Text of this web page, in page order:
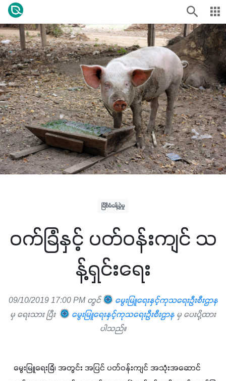
ခြံစီမံခန့်ခွဲမှု
ဝက်ခြံနှင့် ပတ်ဝန်းကျင် သ
န့်ရှင်းရေး
09/10/2019 17:00 PM တွင်
မွေးမြူရေးနှင့်ကုသရေးဦးစီးဌာန
မှ ရေးသား ပြီး
မွေးမြူရေးနှင့်ကုသရေးဦးစီးဌာန မှ ပေးပို့ထား
ပါသည်။
မွေးမြူရေးခြံ၊ အတွင်း အပြင် ပတ်ဝန်းကျင် အသုံးအဆောင်